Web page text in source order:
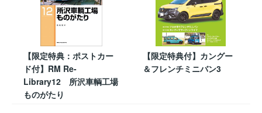
【限定特典：ポストカー
ド付】RM Re-
Library12 所沢車輌工場
ものがたり
【限定特典付】カングー
＆フレンチミニバン3